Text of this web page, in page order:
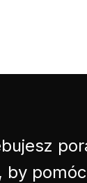
by